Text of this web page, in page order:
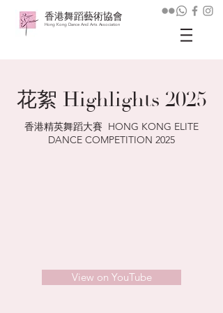
香港舞蹈藝術協會
Hong Kong Dance And Arts Association
花絮 Highlights 2025
香港精英舞蹈大賽 HONG KONG ELITE
DANCE COMPETITION 2025
View on YouTube